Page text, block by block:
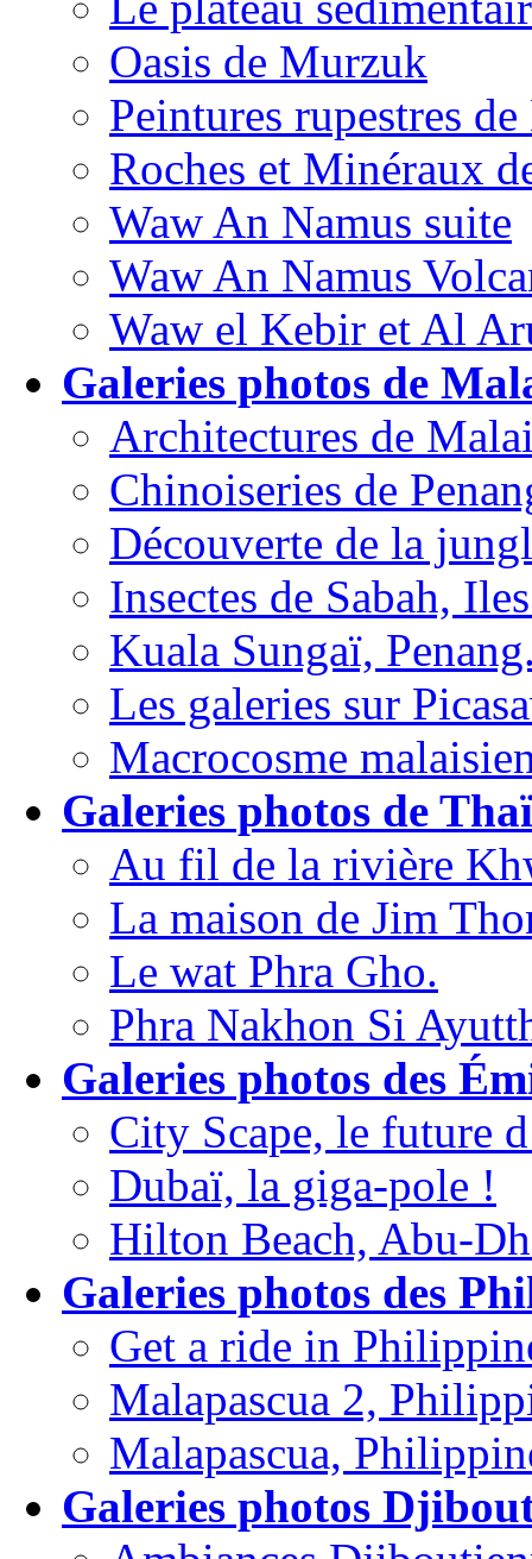
Oasis de Murzuk
Peintures rupestres de
Roches et Minéraux
Waw An Namus suite
Waw An Namus
Waw el Kebir et Al
Galeries photos de
Architectures de
Chinoiseries de
Découverte de la
Insectes de Sabah,
Kuala Sungaï,
Les galeries sur
Macrocosme
Galeries photos de
Au fil de la rivière
La maison de Jim
Le wat Phra Gho.
Phra Nakhon Si
Galeries photos des
City Scape, le future
Dubaï, la giga-pole !
Hilton Beach, Abu-
Galeries photos des
Get a ride in
Malapascua 2,
Malapascua,
Galeries photos